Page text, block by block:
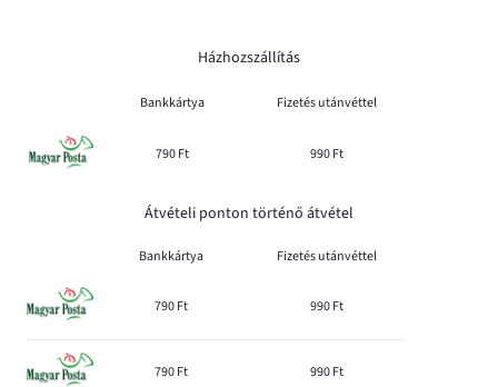
Házhozszállítás
Bankkártya Fizetés utánvéttel
790 Ft 990 Ft
Átvételi ponton történő átvétel
Bankkártya Fizetés utánvéttel
790 Ft 990 Ft
790 Ft 990 Ft